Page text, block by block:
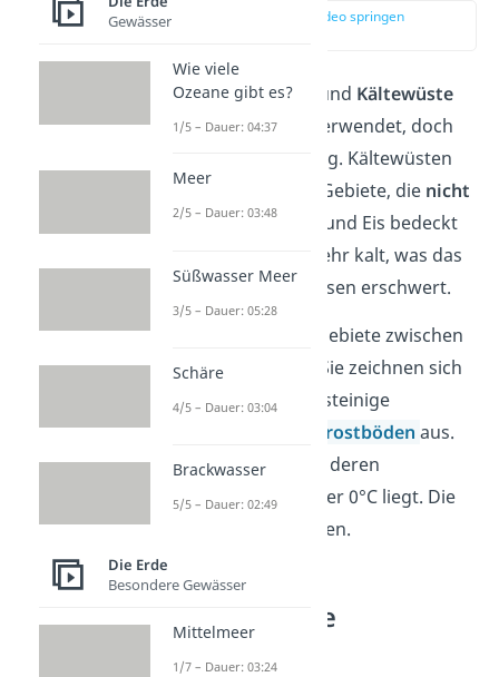
zur Stelle im Video springen
Die BegriffeEiswüste und Kältewüste
werden oft synonym verwendet, doch
das ist nicht ganz richtig. Kältewüsten
sind vegetationsarme Gebiete, die nicht
dauerhaftvon Schnee und Eis bedeckt
sind. Trotzdem ist es sehr kalt, was das
Überleben von Lebewesen erschwert.
Kältewüsten
sind die Gebiete zwischen
Tundra und Eiswüste. Sie zeichnen sich
durch ihre offene und steinige
Landschaft mit
Permafrostböden aus.
Das sind Untergründe, deren
Temperatur immer unter 0°C liegt. Die
Böden sind also gefroren.
Alpine Eiswüste
(Hochgebirge)
Gewässer
Wie viele
Ozeane gibt es?
1/5 – Dauer: 04:37
Meer
2/5 – Dauer: 03:48
Süßwasser Meer
3/5 – Dauer: 05:28
Schäre
4/5 – Dauer: 03:04
Brackwasser
5/5 – Dauer: 02:49
Die Erde
Besondere Gewässer
Mittelmeer
1/7 – Dauer: 03:24